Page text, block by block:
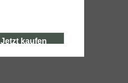
Jetzt kaufen